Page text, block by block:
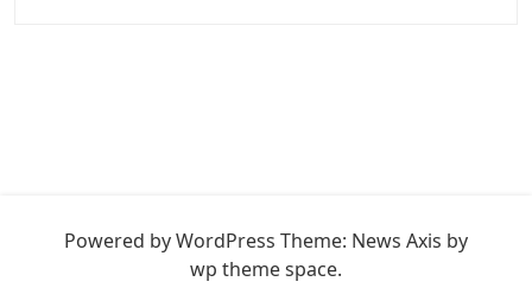
Powered by WordPress Theme: News Axis by
wp theme space.